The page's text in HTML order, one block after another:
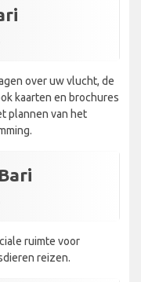
over uw vlucht, de
kaarten en brochures
plannen van het
ruimte voor
reizen.